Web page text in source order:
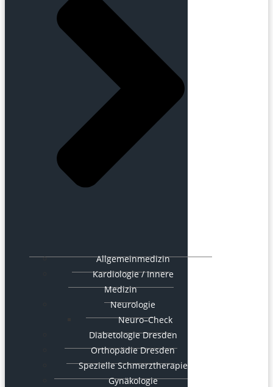
Allgemeinmedizin
Kardiologie / Innere
Medizin
Neurologie
Neuro–Check
Diabetologie Dresden
Orthopädie Dresden
Spezielle Schmerztherapie
Gynäkologie